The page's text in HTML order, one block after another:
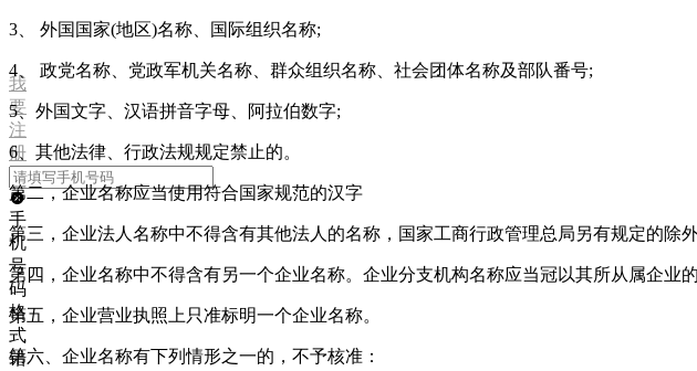
我
要
注
册
手
机
号
码
格
式
错
3 、 外国国家(地区)名称、国际组织名称;
4 、 政党名称、党政军机关名称、群众组织名称、社会团体名称及部队番号;
5、外国文字、汉语拼音字母、阿拉伯数字;
6、其他法律、行政法规规定禁止的。
第二，企业名称应当使用符合国家规范的汉字
第三，企业法人名称中不得含有其他法人的名称，国家工商行政管理总局另有规定的除外
第四，企业名称中不得含有另一个企业名称。企业分支机构名称应当冠以其所从属企业的
第五，企业营业执照上只准标明一个企业名称。
第六、企业名称有下列情形之一的，不予核准：